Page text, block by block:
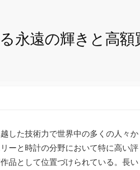
永遠の輝きと高額
した技術力で世界中の多くの人々か
ーと時計の分野において特に高い評
品として位置づけられている。長い